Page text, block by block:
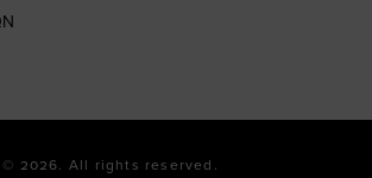
2026. All rights reserved.